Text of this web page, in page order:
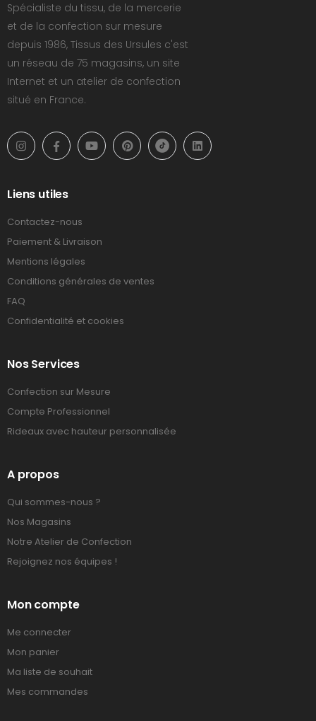
Spécialiste du tissu, de la mercerie
et de la confection sur mesure
depuis 1986, Tissus des Ursules c'est
un réseau de 75 magasins, un site
Internet et un atelier de confection
situé en France.
Liens utiles
Contactez-nous
Paiement & Livraison
Mentions légales
Conditions générales de ventes
FAQ
Confidentialité et cookies
Nos Services
Confection sur Mesure
Compte Professionnel
Rideaux avec hauteur personnalisée
A propos
Qui sommes-nous ?
Nos Magasins
Notre Atelier de Confection
Rejoignez nos équipes !
Mon compte
Me connecter
Mon panier
Ma liste de souhait
Mes commandes